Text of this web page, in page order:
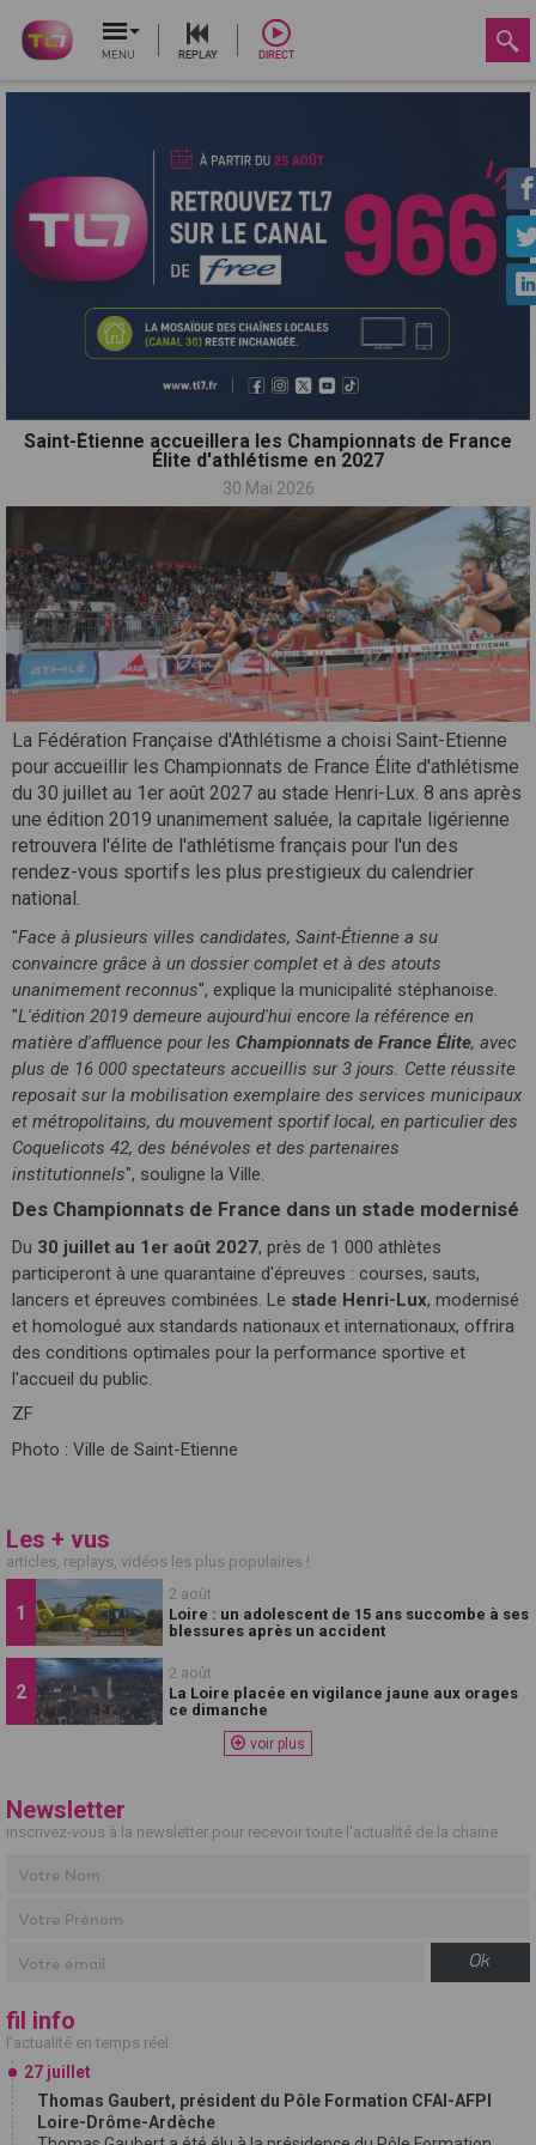
MENU REPLAY DIRECT
Saint-Étienne accueillera les Championnats de France
Élite d'athlétisme en 2027
30 Mai 2026
La Fédération Française d'Athlétisme a choisi Saint-Etienne
pour accueillir les Championnats de France Élite d'athlétisme
du 30 juillet au 1er août 2027 au stade Henri-Lux. 8 ans après
une édition 2019 unanimement saluée, la capitale ligérienne
retrouvera l'élite de l'athlétisme français pour l'un des
rendez-vous sportifs les plus prestigieux du calendrier
national.
"Face à plusieurs villes candidates, Saint-Étienne a su
convaincre grâce à un dossier complet et à des atouts
unanimement reconnus", explique la municipalité stéphanoise.
"L'édition 2019 demeure aujourd'hui encore la référence en
matière d'affluence pour les Championnats de France Élite, avec
plus de 16 000 spectateurs accueillis sur 3 jours. Cette réussite
reposait sur la mobilisation exemplaire des services municipaux
et métropolitains, du mouvement sportif local, en particulier des
Coquelicots 42, des bénévoles et des partenaires
institutionnels", souligne la Ville.
Des Championnats de France dans un stade modernisé
Du 30 juillet au 1er août 2027, près de 1 000 athlètes
participeront à une quarantaine d'épreuves : courses, sauts,
lancers et épreuves combinées. Le stade Henri-Lux, modernisé
et homologué aux standards nationaux et internationaux, offrira
des conditions optimales pour la performance sportive et
l'accueil du public.
ZF
Photo : Ville de Saint-Etienne
Les + vus
articles, replays, vidéos les plus populaires !
2 août
Loire : un adolescent de 15 ans succombe à ses
blessures après un accident
2 août
La Loire placée en vigilance jaune aux orages
ce dimanche
voir plus
Newsletter
inscrivez-vous à la newsletter pour recevoir toute l'actualité de la chaine
Ok
fil info
l'actualité en temps réel
27 juillet
Thomas Gaubert, président du Pôle Formation CFAI-AFPI
Loire-Drôme-Ardèche